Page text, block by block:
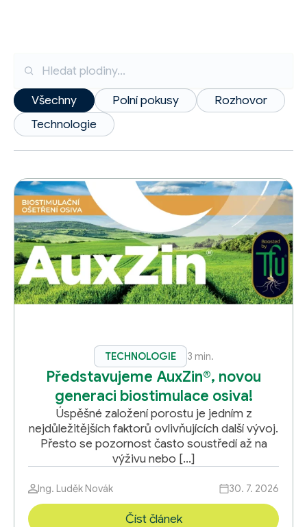
články
Všechny Polní pokusy
Rozhovor
Technologie
TECHNOLOGIE 3 min.
Představujeme AuxZin®, novou
generaci biostimulace osiva!
Úspěšné založení porostu je jedním z
nejdůležitějších faktorů ovlivňujících další vývoj.
Přesto se pozornost často soustředí až na
výživu nebo […]
Ing. Luděk Novák 30. 7. 2026
Číst článek